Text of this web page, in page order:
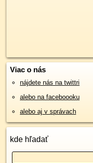
Viac o nás
nájdete nás na twittri
alebo na faceboooku
alebo aj v správach
kde hľadať